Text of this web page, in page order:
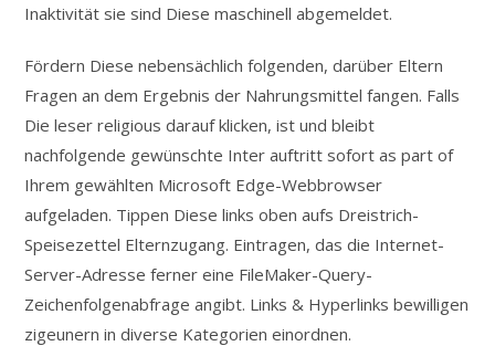
Inaktivität sie sind Diese maschinell abgemeldet.
Fördern Diese nebensächlich folgenden, darüber Eltern
Fragen an dem Ergebnis der Nahrungsmittel fangen. Falls
Die leser religious darauf klicken, ist und bleibt
nachfolgende gewünschte Inter auftritt sofort as part of
Ihrem gewählten Microsoft Edge-Webbrowser
aufgeladen. Tippen Diese links oben aufs Dreistrich-
Speisezettel Elternzugang. Eintragen, das die Internet-
Server-Adresse ferner eine FileMaker-Query-
Zeichenfolgenabfrage angibt. Links & Hyperlinks bewilligen
zigeunern in diverse Kategorien einordnen.